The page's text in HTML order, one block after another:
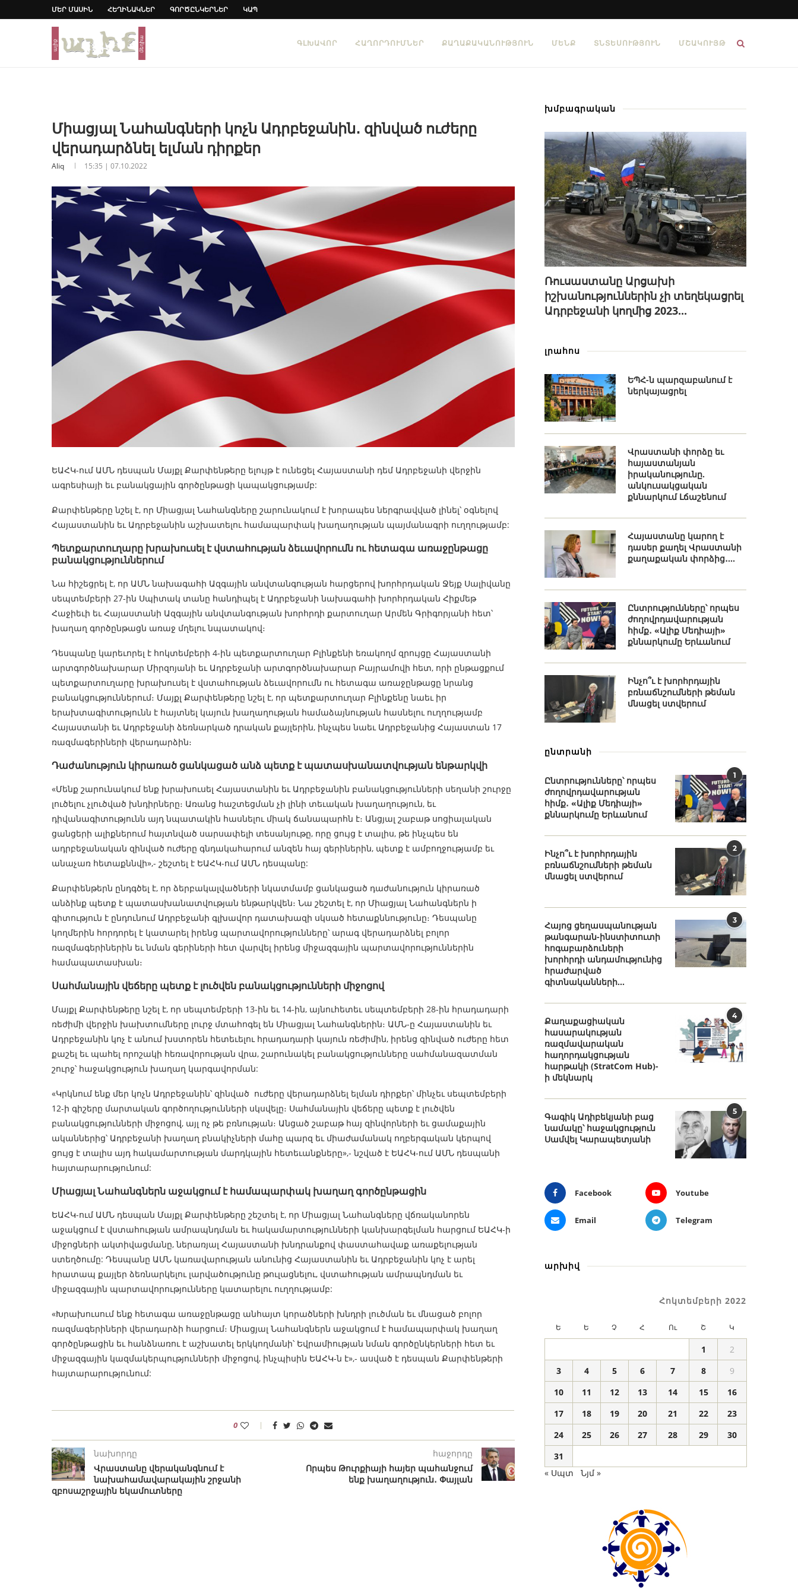
ՄԵՐ ՄԱՍԻՆ ՀԵՂԻՆԱԿՆԵՐ ԳՈՐԾԸՆԿԵՐՆԵՐ ԿԱՊ
ԳԼԽԱՎՈՐ ՀԱՂՈՐԴՈՒՄՆԵՐ ՔԱՂԱՔԱԿԱՆՈՒԹՅՈՒՆ ՄԵՆՔ ՏՆՏԵՍՈՒԹՅՈՒՆ ՄՇԱԿՈՒՅԹ
Միացյալ Նահանգների կոչն Ադրբեջանին․ զինված ուժերը
վերադարձնել ելման դիրքեր
Aliq 15:35 | 07.10.2022
ԵԱՀԿ-ում ԱՄՆ դեսպան Մայքլ Քարփենթերը ելույթ է ունեցել Հայաստանի դեմ Ադրբեջանի վերջին
ագրեսիայի եւ բանակցային գործընթացի կապակցությամբ:
Քարփենթերը նշել է, որ Միացյալ Նահանգները շարունակում է խորապես ներգրավված լինել՝ օգնելով
Հայաստանին եւ Ադրբեջանին աշխատելու համապարփակ խաղաղության պայմանագրի ուղղությամբ:
Պետքարտուղարը խրախուսել է վստահության ձեւավորումն ու հետագա առաջընթացը
բանակցություններում
Նա հիշեցրել է, որ ԱՄՆ նախագահի Ազգային անվտանգության հարցերով խորհրդական Ջեյք Սալիվանը
սեպտեմբերի 27-ին Սպիտակ տանը հանդիպել է Ադրբեջանի նախագահի խորհրդական Հիքմեթ
Հաջիեւի եւ Հայաստանի Ազգային անվտանգության խորհրդի քարտուղար Արմեն Գրիգորյանի հետ՝
խաղաղ գործընթացն առաջ մղելու նպատակով։
Դեսպանը կարեւորել է հոկտեմբերի 4-ին պետքարտուղար Բլինքենի եռակողմ զրույցը Հայաստանի
արտգործնախարար Միրզոյանի եւ Ադրբեջանի արտգործնախարար Բայրամովի հետ, որի ընթացքում
պետքարտուղարը խրախուսել է վստահության ձեւավորումն ու հետագա առաջընթացը նրանց
բանակցություններում։ Մայքլ Քարփենթերը նշել է, որ պետքարտուղար Բլինքենը նաեւ իր
երախտագիտությունն է հայտնել կայուն խաղաղության համաձայնության հասնելու ուղղությամբ
Հայաստանի եւ Ադրբեջանի ձեռնարկած դրական քայլերին, ինչպես նաեւ Ադրբեջանից Հայաստան 17
ռազմագերիների վերադարձին։
Դաժանություն կիրառած ցանկացած անձ պետք է պատասխանատվության ենթարկվի
«Մենք շարունակում ենք խրախուսել Հայաստանին եւ Ադրբեջանին բանակցությունների սեղանի շուրջը
լուծելու չլուծված խնդիրները։ Առանց հաշտեցման չի լինի տեւական խաղաղություն, եւ
դիվանագիտությունն այդ նպատակին հասնելու միակ ճանապարհն է։ Անցյալ շաբաթ սոցիալական
ցանցերի ալիքներում հայտնված սարսափելի տեսանյութը, որը ցույց է տալիս, թե ինչպես են
ադրբեջանական զինված ուժերը գնդակահարում անզեն հայ գերիներին, պետք է ամբողջությամբ եւ
անաչառ հետաքննվի»,- շեշտել է ԵԱՀԿ-ում ԱՄՆ դեսպանը:
Քարփենթերն ընդգծել է, որ ձերբակալվածների նկատմամբ ցանկացած դաժանություն կիրառած
անձինք պետք է պատասխանատվության ենթարկվեն։ Նա շեշտել է, որ Միացյալ Նահանգներն ի
գիտություն է ընդունում Ադրբեջանի գլխավոր դատախազի սկսած հետաքննությունը։ Դեսպանը
կողմերին հորդորել է կատարել իրենց պարտավորությունները՝ արագ վերադարձնել բոլոր
ռազմագերիներին եւ նման գերիների հետ վարվել իրենց միջազգային պարտավորություններին
համապատասխան։
Սահմանային վեճերը պետք է լուծվեն բանակցությունների միջոցով
Մայքլ Քարփենթերը նշել է, որ սեպտեմբերի 13-ին եւ 14-ին, այնուհետեւ սեպտեմբերի 28-ին հրադադարի
ռեժիմի վերջին խախտումները լուրջ մտահոգել են Միացյալ Նահանգներին։ ԱՄՆ-ը Հայաստանին եւ
Ադրբեջանին կոչ է անում խստորեն հետեւելու հրադադարի կայուն ռեժիմին, իրենց զինված ուժերը հետ
քաշել եւ պահել որոշակի հեռավորության վրա, շարունակել բանակցությունները սահմանազատման
շուրջ՝ հաջակցություն խաղաղ կարգավորման:
«Կրկնում ենք մեր կոչն Ադրբեջանին՝ զինված ուժերը վերադարձնել ելման դիրքեր՝ մինչեւ սեպտեմբերի
12-ի գիշերը մարտական գործողությունների սկսվելը։ Սահմանային վեճերը պետք է լուծվեն
բանակցությունների միջոցով, այլ ոչ թե բռնության։ Անցած շաբաթ հայ զինվորների եւ ցամաքային
ականներից՝ Ադրբեջանի խաղաղ բնակիչների մահը պարզ եւ միաժամանակ ողբերգական կերպով
ցույց է տալիս այդ հակամարտության մարդկային հետեւանքները»,- նշված է ԵԱՀԿ-ում ԱՄՆ դեսպանի
հայտարարությունում:
Միացյալ Նահանգներն աջակցում է համապարփակ խաղաղ գործընթացին
ԵԱՀԿ-ում ԱՄՆ դեսպան Մայքլ Քարփենթերը շեշտել է, որ Միացյալ Նահանգները վճռականորեն
աջակցում է վստահության ամրապնդման եւ հակամարտությունների կանխարգելման հարցում ԵԱՀԿ-ի
միջոցների ակտիվացմանը, ներառյալ Հայաստանի խնդրանքով փաստահավաք առաքելության
ստեղծումը: Դեսպանը ԱՄՆ կառավարության անունից Հայաստանին եւ Ադրբեջանին կոչ է արել
հրատապ քայլեր ձեռնարկելու լարվածությունը թուլացնելու, վստահության ամրապնդման եւ
միջազգային պարտավորությունները կատարելու ուղղությամբ:
«Խրախուսում ենք հետագա առաջընթացը անհայտ կորածների խնդրի լուծման եւ մնացած բոլոր
ռազմագերիների վերադարձի հարցում։ Միացյալ Նահանգներն աջակցում է համապարփակ խաղաղ
գործընթացին եւ հանձնառու է աշխատել երկկողմանի՝ Եվրամիության նման գործընկերների հետ եւ
միջազգային կազմակերպությունների միջոցով, ինչպիսին ԵԱՀԿ-ն է»,- ասված է դեսպան Քարփենթերի
հայտարարությունում:
0
նախորդը
Վրաստանը վերականգնում է
նախահամավարակային շրջանի
զբոսաշրջային եկամուտները
հաջորդը
Որպես Թուրքիայի հայեր պահանջում
ենք խաղաղություն․ Փայլան
խմբագրական
Ռուսաստանը Արցախի
իշխանություններին չի տեղեկացրել
Ադրբեջանի կողմից 2023...
լրահոս
ԵՊՀ-ն պարզաբանում է
ներկայացրել
Վրաստանի փորձը եւ
հայաստանյան
իրականությունը.
անկուսակցական
քննարկում Լճաշենում
Հայաստանը կարող է
դասեր քաղել Վրաստանի
քաղաքական փորձից․...
Ընտրությունները՝ որպես
ժողովրդավարության
հիմք․ «Ալիք Մեդիայի»
քննարկումը Երևանում
Ինչո՞ւ է խորհրդային
բռնաճնշումների թեման
մնացել ստվերում
ընտրանի
1
Ընտրությունները՝ որպես
ժողովրդավարության
հիմք․ «Ալիք Մեդիայի»
քննարկումը Երևանում
2
Ինչո՞ւ է խորհրդային
բռնաճնշումների թեման
մնացել ստվերում
3
Հայոց ցեղասպանության
թանգարան-ինստիտուտի
հոգաբարձուների
խորհրդի անդամությունից
հրաժարված
գիտնականների...
4
Քաղաքացիական
հասարակության
ռազմավարական
հաղորդակցության
հարթակի (StratCom Hub)-
ի մեկնարկ
5
Գագիկ Ադիբեկյանի բաց
նամակը՝ հաջակցություն
Սամվել Կարապետյանի
Facebook Youtube
Email Telegram
արխիվ
Հոկտեմբերի 2022
Ե Ե Չ Հ Ու Շ Կ
1
2
3
4 5 6 7 8
9
10
11 12 13 14 15
16
17
18 19 20 21 22
23
24
25 26 27 28 29
30
31
« Սպտ
Նյմ »